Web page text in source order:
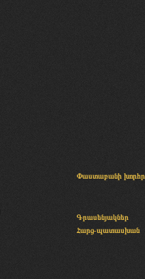
Փաստաբանի
Գրասենյակներ
Հարց-պատասխան